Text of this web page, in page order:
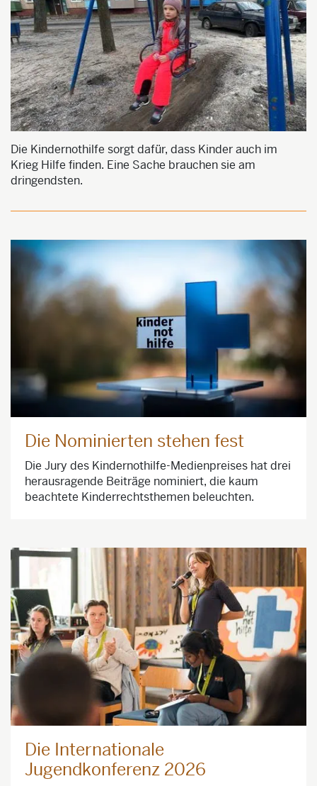
Die Kindernothilfe sorgt dafür, dass Kinder auch im
Krieg Hilfe finden. Eine Sache brauchen sie am
dringendsten.
Die Nominierten stehen fest
Die Jury des Kindernothilfe-Medienpreises hat drei
herausragende Beiträge nominiert, die kaum
beachtete Kinderrechtsthemen beleuchten.
Die Internationale
Jugendkonferenz 2026